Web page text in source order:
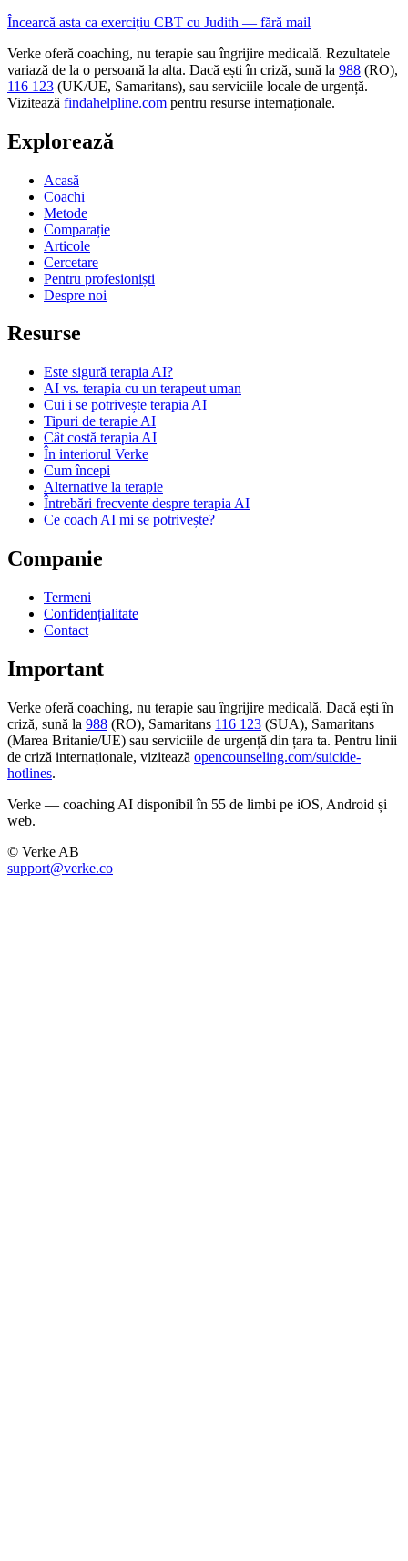
Încearcă asta ca exercițiu CBT cu Judith — fără mail
Verke oferă coaching, nu terapie sau îngrijire medicală. Rezultatele
variază de la o persoană la alta. Dacă ești în criză, sună la 988 (RO),
116 123 (UK/UE, Samaritans), sau serviciile locale de urgență.
Vizitează findahelpline.com pentru resurse internaționale.
Explorează
Acasă
Coachi
Metode
Comparație
Articole
Cercetare
Pentru profesioniști
Despre noi
Resurse
Este sigură terapia AI?
AI vs. terapia cu un terapeut uman
Cui i se potrivește terapia AI
Tipuri de terapie AI
Cât costă terapia AI
În interiorul Verke
Cum începi
Alternative la terapie
Întrebări frecvente despre terapia AI
Ce coach AI mi se potrivește?
Companie
Termeni
Confidențialitate
Contact
Important
Verke oferă coaching, nu terapie sau îngrijire medicală. Dacă ești în
criză, sună la 988 (RO), Samaritans 116 123 (SUA), Samaritans
(Marea Britanie/UE) sau serviciile de urgență din țara ta. Pentru linii
de criză internaționale, vizitează opencounseling.com/suicide-
hotlines.
Verke — coaching AI disponibil în 55 de limbi pe iOS, Android și
web.
© Verke AB
support@verke.co